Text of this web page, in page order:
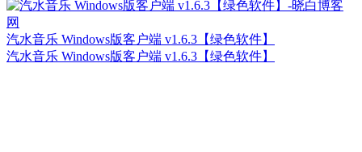
汽水音乐 Windows版客户端 v1.6.3【绿色软件】
汽水音乐 Windows版客户端 v1.6.3【绿色软件】